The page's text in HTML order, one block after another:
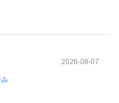
2026-08-07